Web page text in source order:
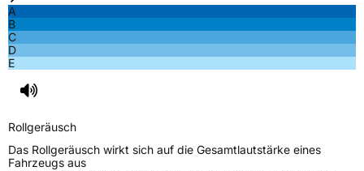
A
B
C
D
E
Rollgeräusch
Das Rollgeräusch wirkt sich auf die Gesamtlautstärke eines
Fahrzeugs aus